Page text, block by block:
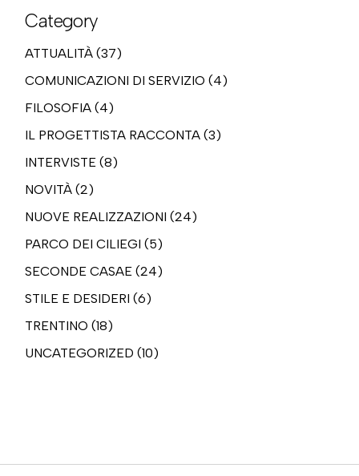
Category
ATTUALITÀ (37)
COMUNICAZIONI DI SERVIZIO (4)
FILOSOFIA (4)
IL PROGETTISTA RACCONTA (3)
INTERVISTE (8)
NOVITÀ (2)
NUOVE REALIZZAZIONI (24)
PARCO DEI CILIEGI (5)
SECONDE CASAE (24)
STILE E DESIDERI (6)
TRENTINO (18)
UNCATEGORIZED (10)